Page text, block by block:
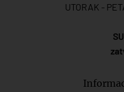
UTORAK -